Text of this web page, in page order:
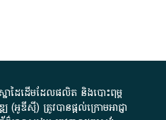
នា​ដៃ​ដើម​ដែល​ផលិត​ និង​បោះពុម្ព​
(អូ​ឌី​ស៊ី)​ ត្រូវ​បាន​ផ្តល់​ក្រោម​អាជ្ញា